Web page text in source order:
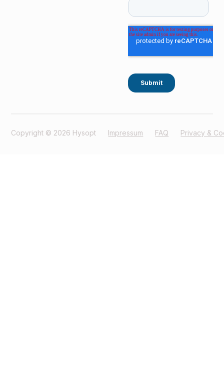
Copyright © 2026 Hysopt Impressum FAQ Privacy &